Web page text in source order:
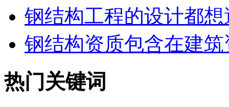
钢结构工程的设计都想
钢结构资质包含在建筑
热门关键词